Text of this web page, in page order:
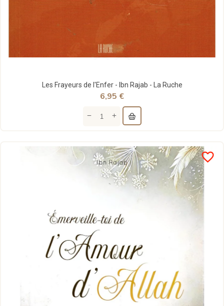
Les Frayeurs de l'Enfer - Ibn Rajab - La Ruche
6,95 €
favorite_border